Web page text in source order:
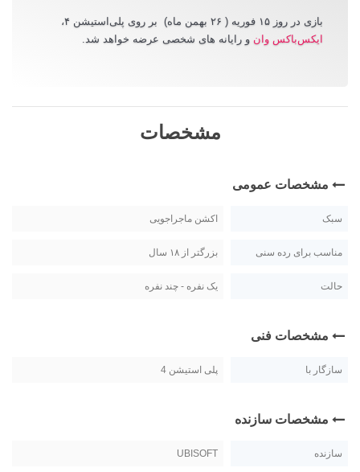
بازی در روز ۱۵ فوریه ( ۲۶ بهمن ماه)
بر روی پلی‌استیشن ۴،
ایکس‌باکس وان و رایانه های شخصی عرضه خواهد شد.
مشخصات
مشخصات عمومی
سبک اکشن ماجراجویی
مناسب برای رده سنی بزرگتر از ۱۸ سال
حالت یک نفره - چند نفره
مشخصات فنی
سازگار با پلی استیشن 4
مشخصات سازنده
سازنده UBISOFT